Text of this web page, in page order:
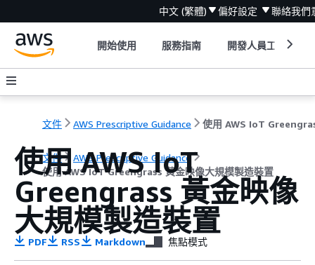
中文 (繁體) 偏好設定 聯絡我們
開始使用 服務指南 開發人員工具
文件 AWS Prescriptive Guidance
文件
AWS Prescriptive Guidance
使用 AWS IoT Greengrass 黃金映像大規模製造裝置
使用 AWS IoT
Greengrass 黃金映像
大規模製造裝置
PDF RSS Markdown 焦點模式